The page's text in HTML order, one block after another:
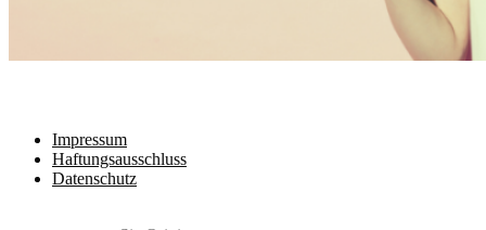
Impressum
Haftungsausschluss
Datenschutz